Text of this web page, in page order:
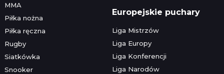
MMA
Piłka nożna
Piłka ręczna
Rugby
Siatkówka
Snooker
Europejskie puchary
Liga Mistrzów
Liga Europy
Liga Konferencji
Liga Narodów